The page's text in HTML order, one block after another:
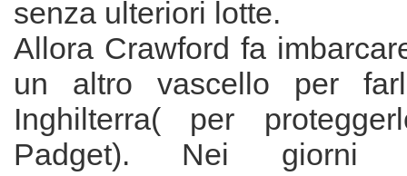
senza ulteriori lotte.
Allora Crawford fa
un altro vascello per
Inghilterra( per
Padget). Nei giorni